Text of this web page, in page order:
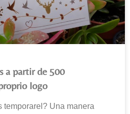
a partir de 500
logo
temporarel? Una manera